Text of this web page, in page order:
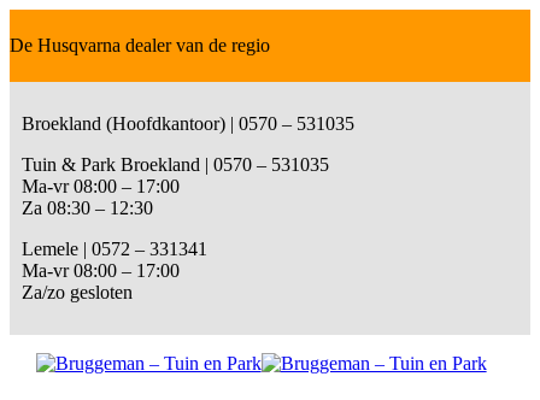
De Husqvarna dealer van de regio
Broekland (Hoofdkantoor) | 0570 – 531035
Tuin & Park Broekland | 0570 – 531035
Ma-vr 08:00 – 17:00
Za 08:30 – 12:30
Lemele | 0572 – 331341
Ma-vr 08:00 – 17:00
Za/zo gesloten